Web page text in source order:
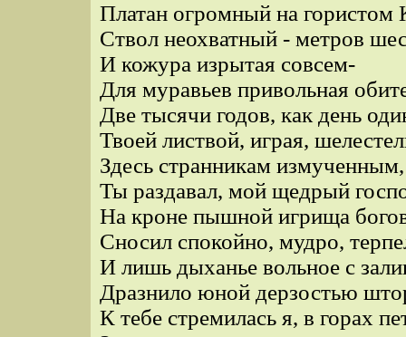
Платан огромный на гористом
Ствол неохватный - метров
И кожура изрытая совсем-
Для муравьев привольная
Две тысячи годов, как день
Твоей листвой, играя,
Здесь странникам
Ты раздавал, мой щедрый
На кроне пышной игрища
Сносил спокойно, мудро,
И лишь дыханье вольное с
Дразнило юной дерзостью
К тебе стремилась я, в горах